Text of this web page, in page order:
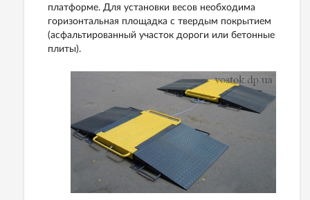
платформе. Для установки весов необходима
горизонтальная площадка с твердым покрытием
(асфальтированный участок дороги или бетонные
плиты).